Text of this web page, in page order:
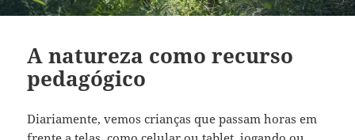
A natureza como recurso
pedagógico
Diariamente, vemos crianças que passam horas em